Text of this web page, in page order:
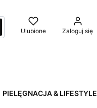
Ulubione Zaloguj się
PIELĘGNACJA & LIFESTYLE